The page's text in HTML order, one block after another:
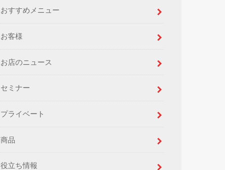
おすすめメニュー
お客様
お店のニュース
セミナー
プライベート
商品
役立ち情報